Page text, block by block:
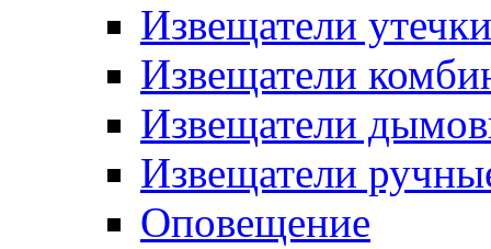
Извещатели утечки
Извещатели
Извещатели
Извещатели
Оповещение